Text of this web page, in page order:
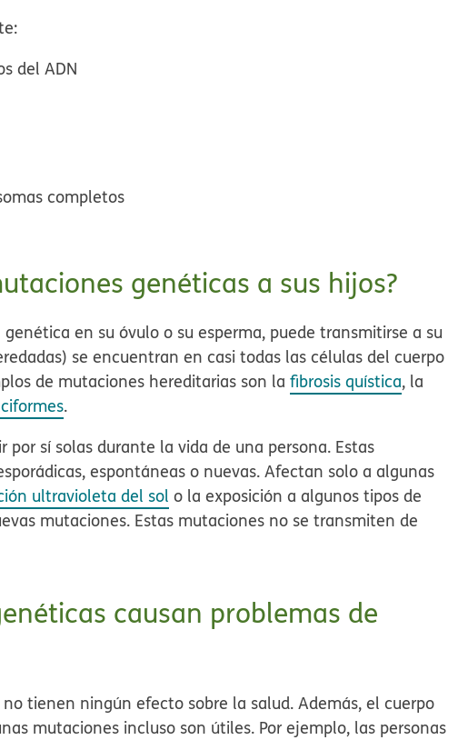
del ADN
completos
genéticas a sus hijos?
en su óvulo o su esperma, puede transmitirse a su
se encuentran en casi todas las células del cuerpo
de mutaciones hereditarias son lafibrosis quística, la
.
sí solas durante la vida de una persona. Estas
espontáneas o nuevas. Afectan solo a algunas
ultravioleta del sol o la exposición a algunos tipos de
mutaciones. Estas mutaciones no se transmiten de
causan problemas de
tienen ningún efecto sobre la salud. Además, el cuerpo
mutaciones incluso son útiles. Por ejemplo, las personas